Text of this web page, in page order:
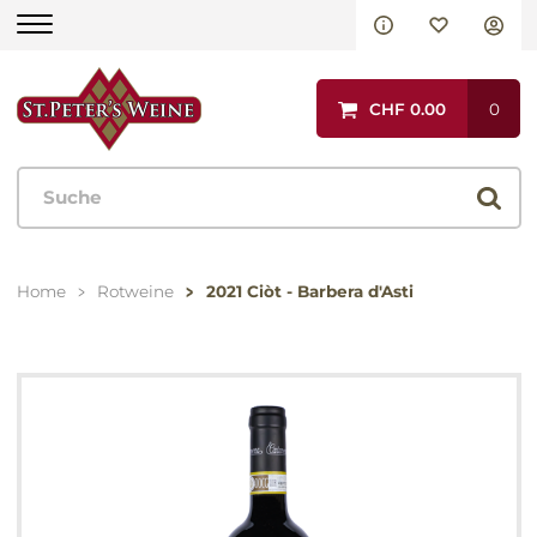
CHF 0.00 0
Aktionen
Rotweine
Italien
Portugal
Home Rotweine 2021 Ciòt - Barbera d'Asti